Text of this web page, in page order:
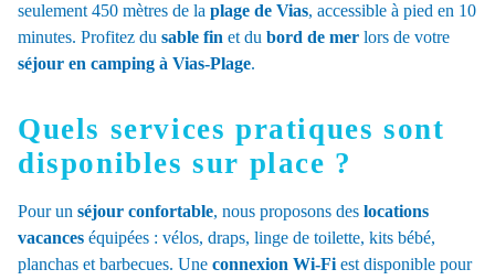
seulement 450 mètres de la plage de Vias, accessible à pied en 10
minutes. Profitez du sable fin et du bord de mer lors de votre
séjour en camping à Vias-Plage.
Quels services pratiques sont
disponibles sur place ?
Pour un séjour confortable, nous proposons des locations
vacances équipées : vélos, draps, linge de toilette, kits bébé,
planchas et barbecues. Une connexion Wi-Fiest disponible pour